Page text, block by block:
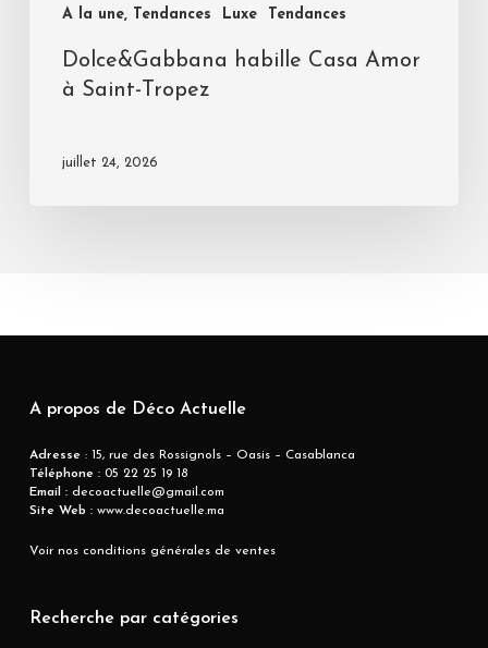
A la une, Tendances Luxe Tendances
Dolce&Gabbana habille Casa Amor
à Saint-Tropez
juillet 24, 2026
A propos de Déco Actuelle
Adresse : 15, rue des Rossignols – Oasis – Casablanca
Téléphone :05 22 25 19 18
Email :decoactuelle@gmail.com
Site Web :www.decoactuelle.ma
Voir nos conditions générales de ventes
Recherche par catégories